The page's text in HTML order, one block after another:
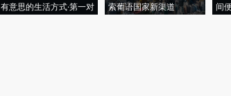
有意思的生活方式·第一对
索葡语国家新渠道
间